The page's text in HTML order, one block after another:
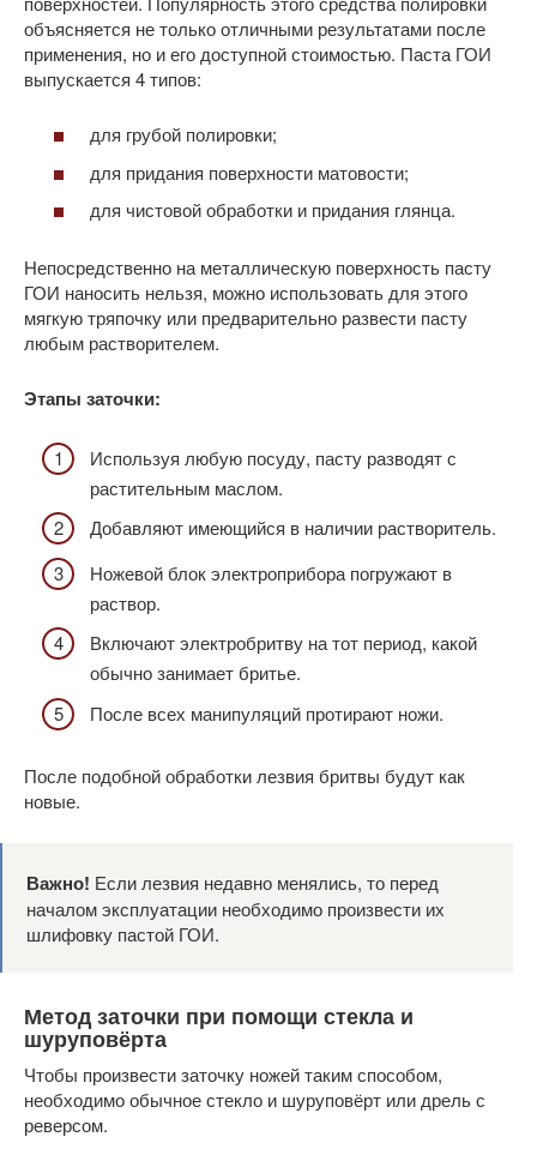
объясняется не только отличными результатами после
применения, но и его доступной стоимостью. Паста ГОИ
выпускается 4 типов:
для грубой полировки;
для придания поверхности матовости;
для чистовой обработки и придания глянца.
Непосредственно на металлическую поверхность пасту
ГОИ наносить нельзя, можно использовать для этого
мягкую тряпочку или предварительно развести пасту
любым растворителем.
Этапы заточки:
Используя любую посуду, пасту разводят с
растительным маслом.
Добавляют имеющийся в наличии растворитель.
Ножевой блок электроприбора погружают в
раствор.
Включают электробритву на тот период, какой
обычно занимает бритье.
После всех манипуляций протирают ножи.
После подобной обработки лезвия бритвы будут как
новые.
Важно! Если лезвия недавно менялись, то перед
началом эксплуатации необходимо произвести их
шлифовку пастой ГОИ.
Метод заточки при помощи стекла и
шуруповёрта
Чтобы произвести заточку ножей таким способом,
необходимо обычное стекло и шуруповёрт или дрель с
реверсом.